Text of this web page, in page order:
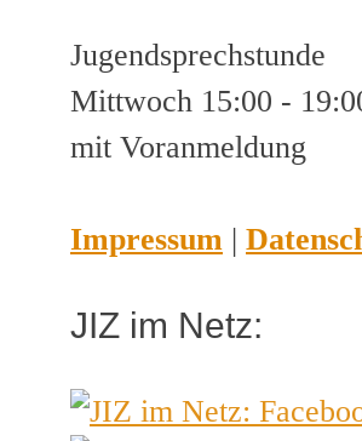
Jugendsprechstunde
Mittwoch 15:00 -
mit Voranmeldung
Impressum |
JIZ im Netz: